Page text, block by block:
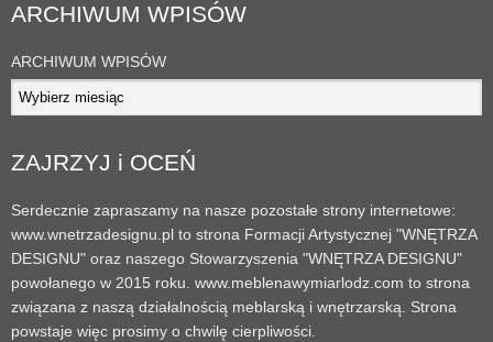
ARCHIWUM WPISÓW
ARCHIWUM WPISÓW
ZAJRZYJ i OCEŃ
Serdecznie zapraszamy na nasze pozostałe strony internetowe:
www.wnetrzadesignu.pl to strona Formacji Artystycznej "WNĘTRZA
DESIGNU" oraz naszego Stowarzyszenia "WNĘTRZA DESIGNU"
powołanego w 2015 roku. www.meblenawymiarlodz.com to strona
związana z naszą działalnością meblarską i wnętrzarską. Strona
powstaje więc prosimy o chwilę cierpliwości.